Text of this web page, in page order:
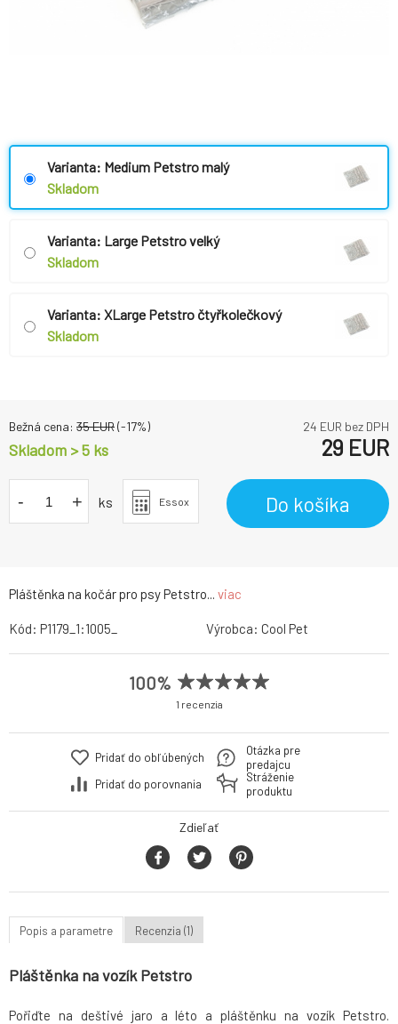
Pláštěnka na kočár pro psy Petstro... viac
Varianta: Medium Petstro malý
Skladom
Varianta: Large Petstro velký
Skladom
Varianta: XLarge Petstro čtyřkolečkový
Skladom
Bežná cena: 35EUR(-17%) 24 EUR bez DPH
Skladom > 5 ks 29 EUR
- + ks Essox Do košíka
Kód: P1179_1:1005_ Výrobca: Cool Pet
100%
1 recenzia
Pridať do obľúbených
Pridať do porovnania
Otázka pre
predajcu
Stráženie
produktu
Zdieľať
Popis a parametre Recenzia (1)
Pláštěnka na vozík Petstro
Pořiďte na deštivé jaro a léto a pláštěnku na vozík Petstro.